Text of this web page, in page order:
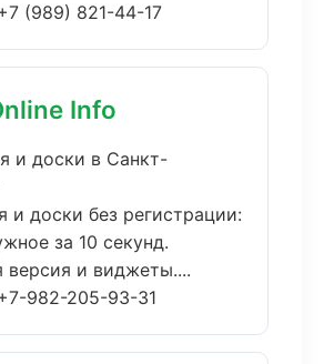
(989) 821-44-17
Info
и доски в Санкт-
и доски без регистрации:
за 10 секунд.
версия и виджеты....
982-205-93-31